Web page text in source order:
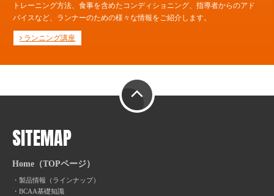
トレーニング方法、食事を含めたコンディショニング、指導者からのアド
バイスなど、ランナーのための様々な情報をご紹介します。
ランニング講座
SITEMAP
Home（TOPページ）
製品情報（ラインナップ）
BCAA基礎知識